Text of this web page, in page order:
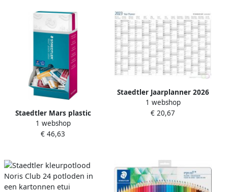
Staedtler Mars plastic
colour gum display van 40
gommen wit
1 webshop
€ 46,63
Staedtler Jaarplanner 2026
Lumocolor 84x60cm
oprolbaar
1 webshop
€ 20,67